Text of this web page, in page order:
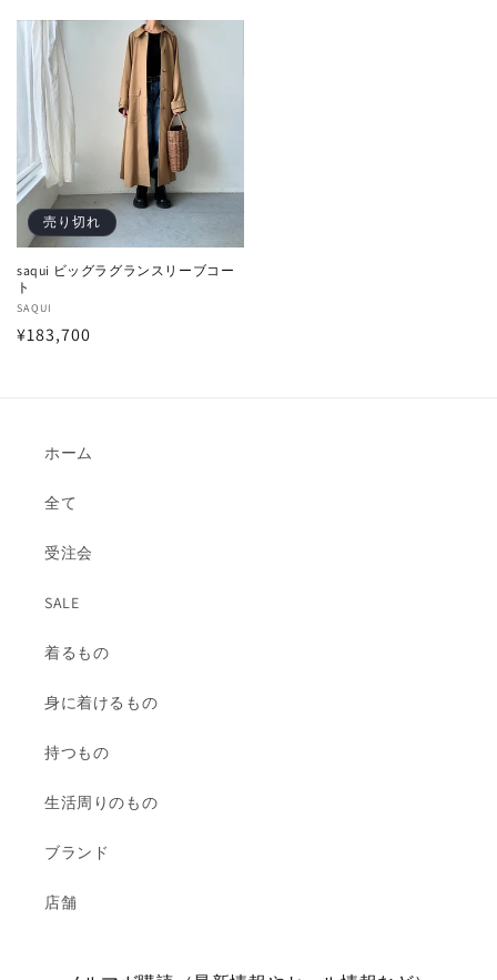
価
格
売り切れ
saqui ビッグラグランスリーブコー
ト
販
売
SAQUI
通
¥183,700
ホーム
全て
受注会
SALE
着るもの
身に着けるもの
持つもの
生活周りのもの
ブランド
店舗